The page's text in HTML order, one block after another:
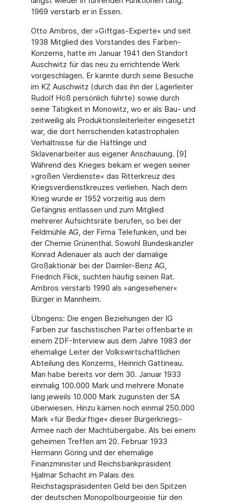
1969 verstarb er in Essen.
Otto Ambros, der »Giftgas-Experte« und seit
1938 Mitglied des Vorstandes des Farben-
Konzerns, hatte im Januar 1941 den Standort
Auschwitz für das neu zu errichtende Werk
vorgeschlagen. Er kannte durch seine Besuche
im KZ Auschwitz (durch das ihn der Lagerleiter
Rudolf Höß persönlich führte) sowie durch
seine Tätigkeit in Monowitz, wo er als Bau- und
zeitweilig als Produktionsleiterleiter eingesetzt
war, die dort herrschenden katastrophalen
Verhältnisse für die Häftlinge und
Sklavenarbeiter aus eigener Anschauung. [9]
Während des Krieges bekam er wegen seiner
»großen Verdienste« das Ritterkreuz des
Kriegsverdienstkreuzes verliehen. Nach dem
Krieg wurde er 1952 vorzeitig aus dem
Gefängnis entlassen und zum Mitglied
mehrerer Aufsichtsräte berufen, so bei der
Feldmühle AG, der Firma Telefunken, und bei
der Chemie Grünenthal. Sowohl Bundeskanzler
Konrad Adenauer als auch der damalige
Großaktionär bei der Daimler-Benz AG,
Friedrich Flick, suchten häufig seinen Rat.
Ambros verstarb 1990 als »angesehener«
Bürger in Mannheim.
Übrigens: Die engen Beziehungen der IG
Farben zur faschistischen Partei offenbarte in
einem ZDF-Interview aus dem Jahre 1983 der
ehemalige Leiter der Volkswirtschaftlichen
Abteilung des Konzerns, Heinrich Gattineau.
Man habe bereits vor dem 30. Januar 1933
einmalig 100.000 Mark und mehrere Monate
lang jeweils 10.000 Mark zugunsten der SA
überwiesen. Hinzu kämen noch einmal 250.000
Mark »für Bedürftige« dieser Bürgerkriegs-
Armee nach der Machtübergabe. Als bei einem
geheimen Treffen am 20. Februar 1933
Hermann Göring und der ehemalige
Finanzminister und Reichsbankpräsident
Hjalmar Schacht im Palais des
Reichstagspräsidenten Geld bei den Spitzen
der deutschen Monopolbourgeoisie für den